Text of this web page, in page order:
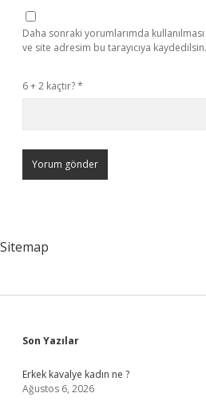
Daha sonraki yorumlarımda
ve site adresim bu tarayıcıya kaydedilsin.
6 + 2 kaçtır?*
Sitemap
Sidebar
Son Yazılar
Erkek kavalye kadın ne ?
Ağustos 6, 2026